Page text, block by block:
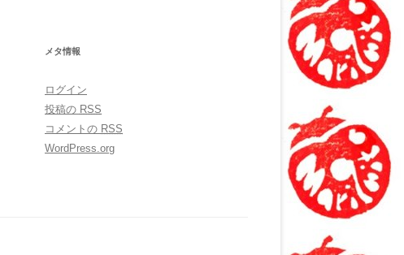
メタ情報
ログイン
投稿の RSS
コメントの RSS
WordPress.org